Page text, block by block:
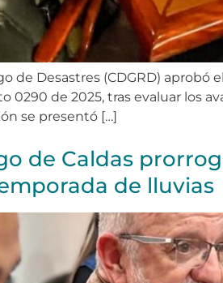
de Desastres (CDGRD)
de 2025, tras evaluar los
se presentó […]
de Caldas
de lluvias